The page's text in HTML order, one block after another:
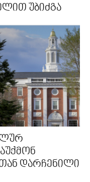
უბიძგა
დარჩენილი